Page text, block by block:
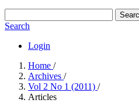
Search
Login
Home /
Archives /
Vol 2 No 1 (2011) /
Articles